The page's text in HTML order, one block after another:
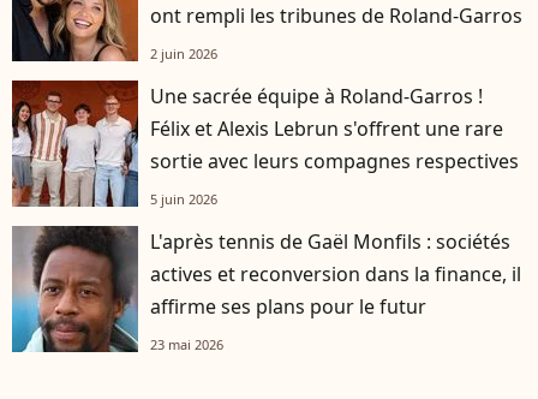
ont rempli les tribunes de Roland-Garros
2 juin 2026
Une sacrée équipe à Roland-Garros !
Félix et Alexis Lebrun s'offrent une rare
sortie avec leurs compagnes respectives
5 juin 2026
L'après tennis de Gaël Monfils : sociétés
actives et reconversion dans la finance, il
affirme ses plans pour le futur
23 mai 2026